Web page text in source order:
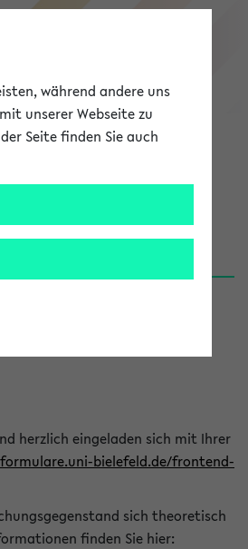
eKVV
herzlich eingeladen sich mit Ihrer
bielefeld.de/frontend-
sich theoretisch
finden Sie hier:
während andere uns
unserer Webseite zu
Seite finden Sie auch